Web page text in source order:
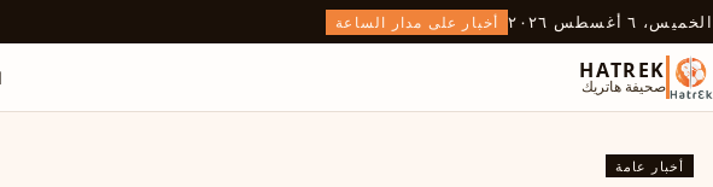
الخميس، ٦ أغسطس ٢٠٢٦ أخبار على مدار الساعة
HATREK
صحيفة هاتريك
أخبار عامة